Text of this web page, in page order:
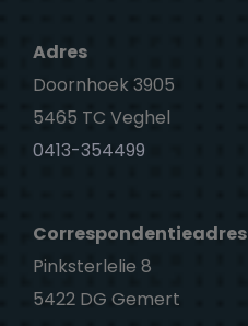
Adres
Doornhoek 3905
5465 TC Veghel
0413-354499
Correspondentieadres
Pinksterlelie 8
5422 DG Gemert